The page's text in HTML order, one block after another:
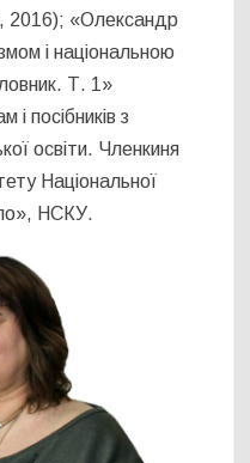
2016); «Олександр
і національною
Т. 1»
і посібників з
освіти. Членкиня
Національної
НСКУ.